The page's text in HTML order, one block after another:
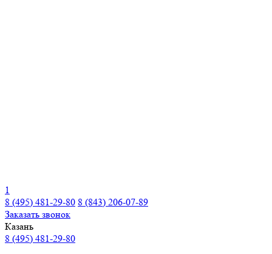
1
8 (495) 481-29-80 8 (843) 206-07-89
Заказать звонок
Казань
8 (495) 481-29-80